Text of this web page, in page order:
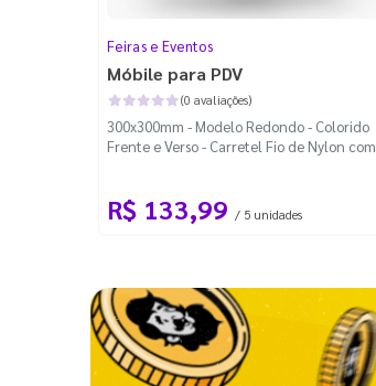
Feiras e Eventos
Móbile para PDV
(0 avaliações)
300x300mm - Modelo Redondo - Colorido
Frente e Verso - Carretel Fio de Nylon com
R$ 133,99 / 5 unidades